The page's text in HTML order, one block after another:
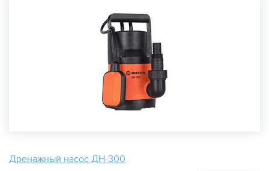
Дренажный насос ДН-300